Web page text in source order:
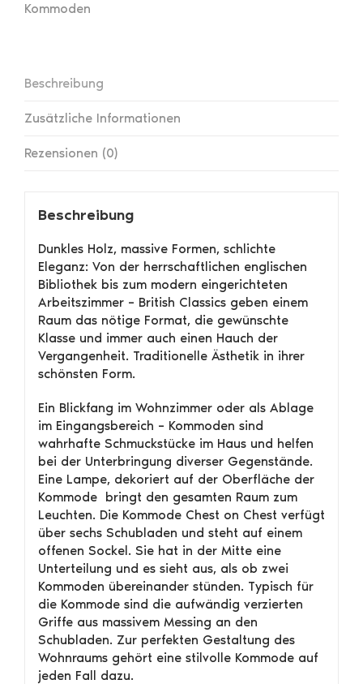
Kommoden
Beschreibung
Zusätzliche Informationen
Rezensionen (0)
Beschreibung
Dunkles Holz, massive Formen, schlichte
Eleganz: Von der herrschaftlichen englischen
Bibliothek bis zum modern eingerichteten
Arbeitszimmer – British Classics geben einem
Raum das nötige Format, die gewünschte
Klasse und immer auch einen Hauch der
Vergangenheit. Traditionelle Ästhetik in ihrer
schönsten Form.
Ein Blickfang im Wohnzimmer oder als Ablage
im Eingangsbereich – Kommoden sind
wahrhafte Schmuckstücke im Haus und helfen
bei der Unterbringung diverser Gegenstände.
Eine Lampe, dekoriert auf der Oberfläche der
Kommode bringt den gesamten Raum zum
Leuchten. Die Kommode Chest on Chest verfügt
über sechs Schubladen und steht auf einem
offenen Sockel. Sie hat in der Mitte eine
Unterteilung und es sieht aus, als ob zwei
Kommoden übereinander stünden. Typisch für
die Kommode sind die aufwändig verzierten
Griffe aus massivem Messing an den
Schubladen. Zur perfekten Gestaltung des
Wohnraums gehört eine stilvolle Kommode auf
jeden Fall dazu.